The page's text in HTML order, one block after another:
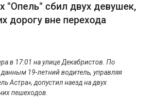
"Опель" сбил двух девушек,
дорогу вне перехода
в 17:01 на улице Декабристов. По
19-летний водитель, управляя
Астра», допустил наезд на двух
пешеходов.